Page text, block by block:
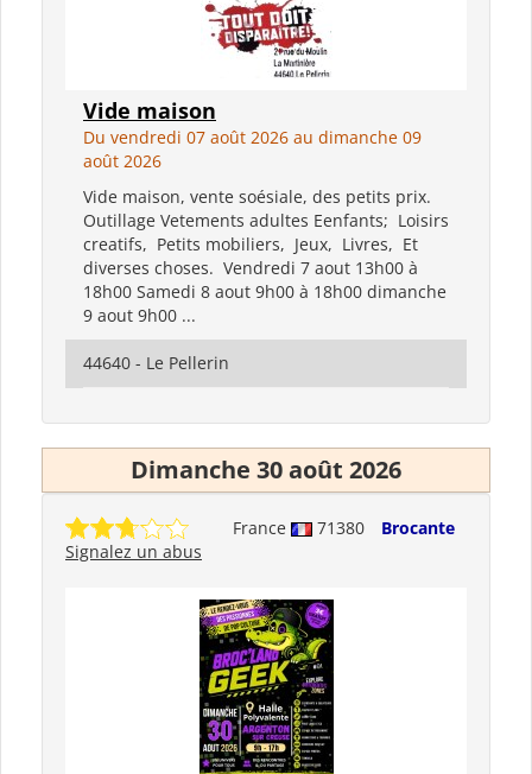
Vide maison
Du vendredi 07 août 2026 au dimanche 09
août 2026
Vide maison, vente soésiale, des petits prix.
Outillage Vetements adultes Eenfants; Loisirs
creatifs, Petits mobiliers, Jeux, Livres, Et
diverses choses. Vendredi 7 aout 13h00 à
18h00 Samedi 8 aout 9h00 à 18h00 dimanche
9 aout 9h00 ...
44640 - Le Pellerin
Dimanche 30 août 2026
France 71380
Brocante
Signalez un abus